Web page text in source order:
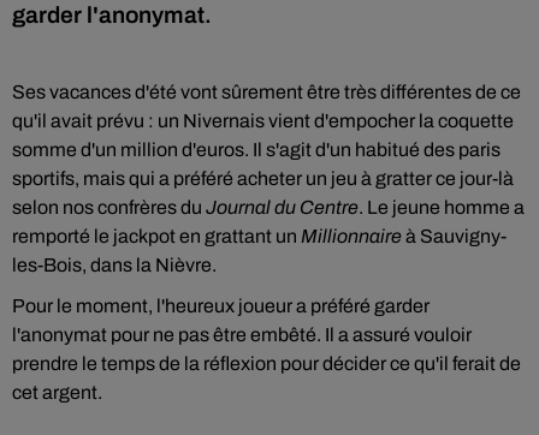
garder l'anonymat.
Ses vacances d'été vont sûrement être très différentes de ce
qu'il avait prévu : un Nivernais vient d'empocher la coquette
somme d'un million d'euros. Il s'agit d'un habitué des paris
sportifs, mais qui a préféré acheter un jeu à gratter ce jour-là
selon nos confrères du Journal du Centre. Le jeune homme a
remporté le jackpot en grattant un Millionnaireà Sauvigny-
les-Bois, dans la Nièvre.
Pour le moment, l'heureux joueur a préféré garder
l'anonymat pour ne pas être embêté. Il a assuré vouloir
prendre le temps de la réflexion pour décider ce qu'il ferait de
cet argent.